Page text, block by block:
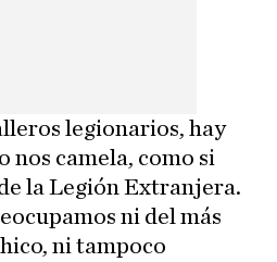
legionarios, hay
nos camela, como si
la Legión Extranjera.
ni del más
ni tampoco